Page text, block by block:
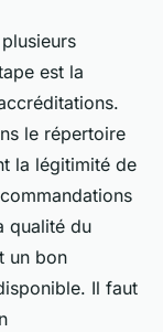
est la
le répertoire
la légitimité de
qualité du
un bon
Il faut